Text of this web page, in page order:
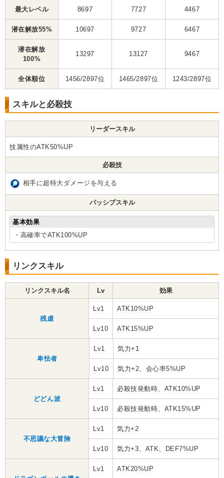
最大レベル 8697 7727 4467
潜在解放55% 10697 9727 6467
潜在解放
100%
13297 13127 9467
全体順位 1456/2897位 1465/2897位 1243/2897位
スキルと必殺技
リーダースキル
技属性のATK50%UP
必殺技
相手に超特大ダメージを与える
パッシブスキル
基本効果
・高確率でATK100%UP
リンクスキル
リンクスキル名 Lv 効果
残虐
Lv1 ATK10%UP
Lv10 ATK15%UP
卑怯者
Lv1 気力+1
Lv10 気力+2、会心率5%UP
どどん波
Lv1 必殺技発動時、ATK10%UP
Lv10 必殺技発動時、ATK15%UP
不思議な大冒険
Lv1 気力+2
Lv10 気力+3、ATK、DEF7%UP
Lv1 ATK20%UP